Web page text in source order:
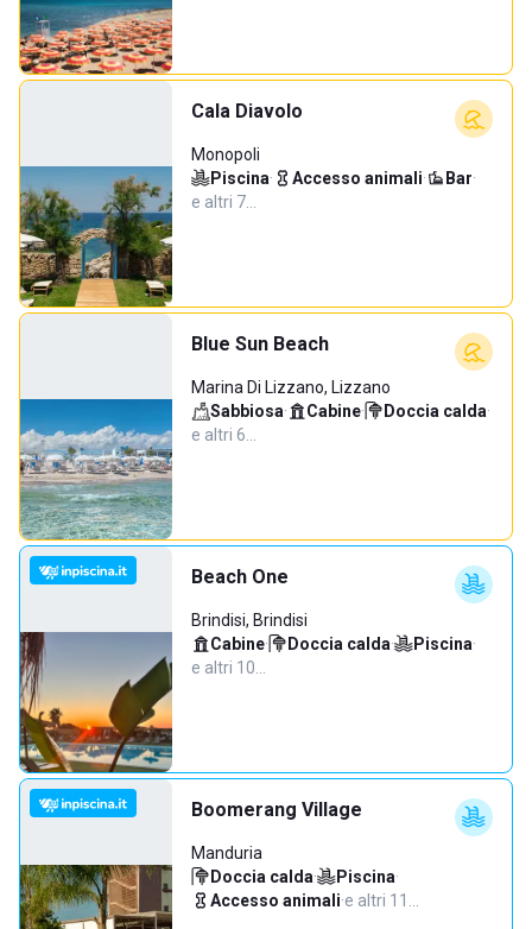
Cala Diavolo
Monopoli
Piscina· Accesso animali· Bar·
e altri 7…
Blue Sun Beach
Marina Di Lizzano, Lizzano
Sabbiosa· Cabine· Doccia calda·
e altri 6…
Beach One
Brindisi, Brindisi
Cabine· Doccia calda· Piscina·
e altri 10…
Boomerang Village
Manduria
Doccia calda· Piscina·
Accesso animali·e altri 11…